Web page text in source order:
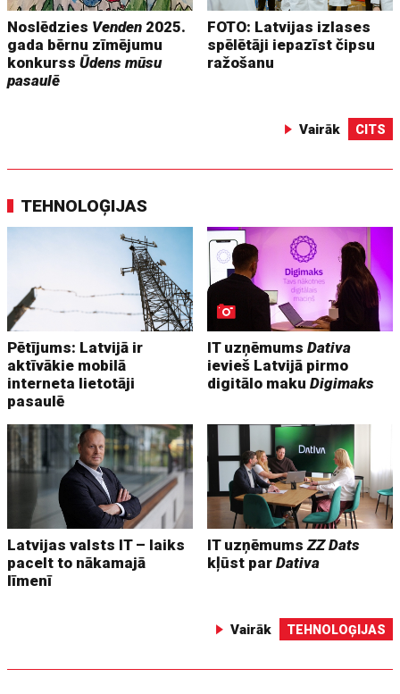
Noslēdzies Venden 2025.
gada bērnu zīmējumu
konkurssŪdens mūsu
pasaulē
FOTO: Latvijas izlases
spēlētāji iepazīst čipsu
ražošanu
Vairāk CITS
TEHNOLOĢIJAS
Pētījums: Latvijā ir
aktīvākie mobilā
interneta lietotāji
pasaulē
IT uzņēmumsDativa
ievieš Latvijā pirmo
digitālo makuDigimaks
Latvijas valsts IT – laiks
pacelt to nākamajā
līmenī
IT uzņēmumsZZ Dats
kļūst parDativa
Vairāk TEHNOLOĢIJAS